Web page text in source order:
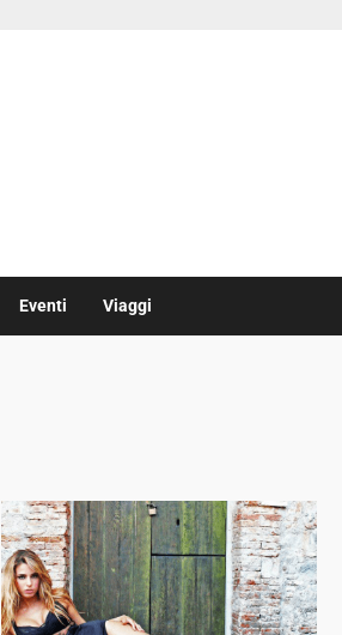
Eventi Viaggi